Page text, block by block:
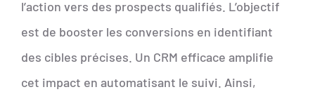
l’action vers des prospects qualifiés. L’objectif
est de booster les conversions en identifiant
des cibles précises. Un CRM efficace amplifie
cet impact en automatisant le suivi. Ainsi,